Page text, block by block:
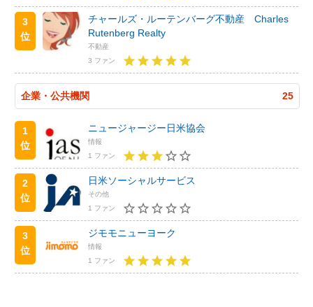
3
位
チャールズ・ルーテンバーグ不動産 Charles
Rutenberg Realty
不動産
3 ファン
企業・公共機関 25
1
位
ニュージャージー日米協会
情報
1 ファン
2
位
日米ソーシャルサービス
その他
1 ファン
3
位
ジモモニューヨーク
情報
1 ファン